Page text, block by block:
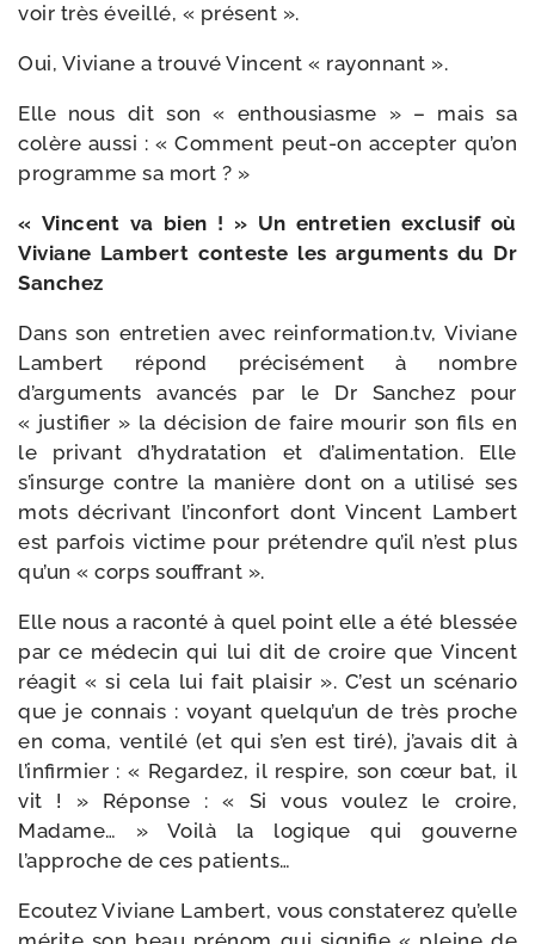
voir très éveillé, « présent ».
Oui, Viviane a trou­vé Vincent « rayonnant ».
Elle nous dit son « enthou­siasme » – mais sa
colère aus­si : « Comment peut-​on accep­ter qu’on
pro­gramme sa mort ? »
« Vincent va bien ! » Un entre­tien exclu­sif où
Viviane Lambert conteste les argu­ments du Dr
Sanchez
Dans son entre­tien avec rein​for​ma​tion​.tv, Viviane
Lambert répond pré­ci­sé­ment à nombre
d’arguments avan­cés par le Dr Sanchez pour
« jus­ti­fier » la déci­sion de faire mou­rir son fils en
le pri­vant d’hydratation et d’alimentation. Elle
s’insurge contre la manière dont on a uti­li­sé ses
mots décri­vant l’inconfort dont Vincent Lambert
est par­fois vic­time pour pré­tendre qu’il n’est plus
qu’un « corps souffrant ».
Elle nous a racon­té à quel point elle a été bles­sée
par ce méde­cin qui lui dit de croire que Vincent
réagit « si cela lui fait plai­sir ». C’est un scé­na­rio
que je connais : voyant quelqu’un de très proche
en coma, ven­ti­lé (et qui s’en est tiré), j’avais dit à
l’infirmier : « Regardez, il res­pire, son cœur bat, il
vit ! » Réponse : « Si vous vou­lez le croire,
Madame… » Voilà la logique qui gou­verne
l’approche de ces patients…
Ecoutez Viviane Lambert, vous consta­te­rez qu’elle